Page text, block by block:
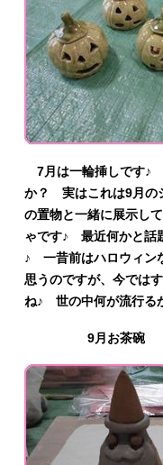
7月は一輪挿しです♪
か？ 実はこれは9月の
の置物と一緒に展示し
ゃです♪ 最近何かと話
♪ 一昔前はハロウィン
思うのですが、今では
ね♪ 世の中何が流行る
9月お茶碗